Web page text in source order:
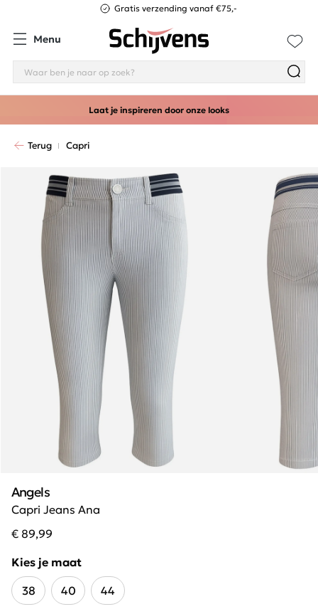
Gratis verzending vanaf €75,-
Menu
Laat je inspireren door onze looks
Terug Capri
Capri Jeans Ana
Angels
€ 89,99
Kies je maat
38
40 44